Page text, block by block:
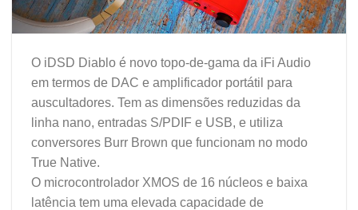
O iDSD Diablo é novo topo-de-gama da iFi Audio
em termos de DAC e amplificador portátil para
auscultadores. Tem as dimensões reduzidas da
linha nano, entradas S/PDIF e USB, e utiliza
conversores Burr Brown que funcionam no modo
True Native.
O microcontrolador XMOS de 16 núcleos e baixa
latência tem uma elevada capacidade de